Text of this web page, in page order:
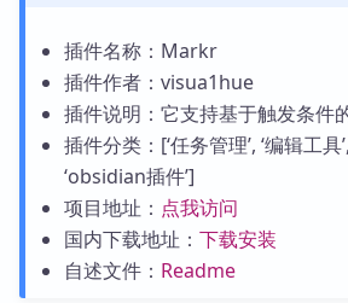
插件名称：Markr
插件作者：visua1hue
插件说明：它支持基于触发条件
插件分类：[‘任务管理’, ‘编辑工具
‘obsidian插件’]
项目地址： 点我访问
国内下载地址： 下载安装
自述文件： Readme